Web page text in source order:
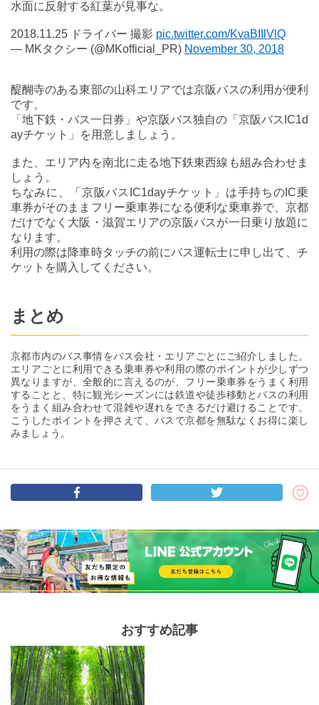
水面に反射する紅葉が見事な。
2018.11.25 ドライバー 撮影 pic.twitter.com/KvaBIIlVlQ
— MKタクシー (@MKofficial_PR) November 30, 2018
醍醐寺のある東部の山科エリアでは京阪バスの利用が便利
です。
「地下鉄・バス一日券」や京阪バス独自の「京阪バスIC1d
ayチケット」を用意しましょう。
また、エリア内を南北に走る地下鉄東西線も組み合わせま
しょう。
ちなみに、「京阪バスIC1dayチケット」は手持ちのIC乗
車券がそのままフリー乗車券になる便利な乗車券で、京都
だけでなく大阪・滋賀エリアの京阪バスが一日乗り放題に
なります。
利用の際は降車時タッチの前にバス運転士に申し出て、チ
ケットを購入してください。
まとめ
京都市内のバス事情をバス会社・エリアごとにご紹介しました。
エリアごとに利用できる乗車券や利用の際のポイントが少しずつ
異なりますが、全般的に言えるのが、フリー乗車券をうまく利用
することと、特に観光シーズンには鉄道や徒歩移動とバスの利用
をうまく組み合わせて混雑や遅れをできるだけ避けることです。
こうしたポイントを押さえて、バスで京都を無駄なくお得に楽し
みましょう。
おすすめ記事